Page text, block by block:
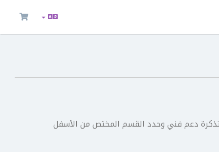
دعم فني وحدد القسم المختص من الأسفل